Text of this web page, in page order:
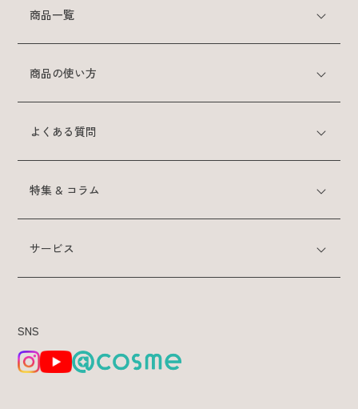
薬用育毛剤ヘアグロウ
クレイスパ 薬用スカルプシャンプー
ボリュームケア
クレイスパ 薬用リペアトリートメント
商品の使い方
よくある質問
特集 & コラム
商品一覧
商品の使い方
よくある質問
特集 & コラム
サービス
SNS